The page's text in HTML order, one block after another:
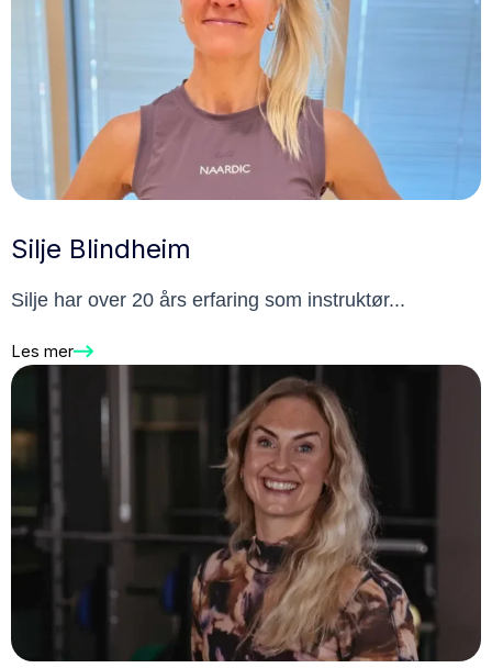
Silje Blindheim
Silje har over 20 års erfaring som instruktør...
Les mer